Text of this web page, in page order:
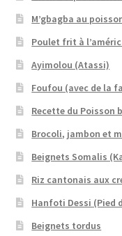
M’gbagba au
Poulet frit à
Ayimolou (Atassi)
Foufou (avec de la
Recette du Poisson
Brocoli, jambon et
Beignets Somalis
Riz cantonais aux
Hanfoti Dessi (Pied
Beignets tordus